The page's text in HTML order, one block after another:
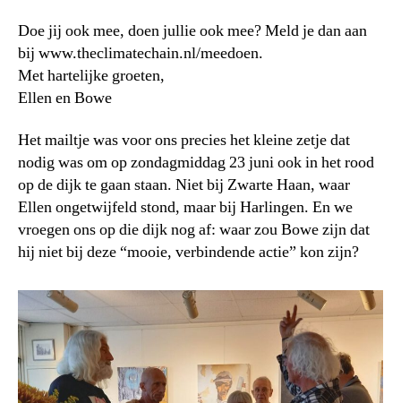
Doe jij ook mee, doen jullie ook mee? Meld je dan aan
bij www.theclimatechain.nl/meedoen.
Met hartelijke groeten,
Ellen en Bowe
Het mailtje was voor ons precies het kleine zetje dat
nodig was om op zondagmiddag 23 juni ook in het rood
op de dijk te gaan staan. Niet bij Zwarte Haan, waar
Ellen ongetwijfeld stond, maar bij Harlingen. En we
vroegen ons op die dijk nog af: waar zou Bowe zijn dat
hij niet bij deze “mooie, verbindende actie” kon zijn?